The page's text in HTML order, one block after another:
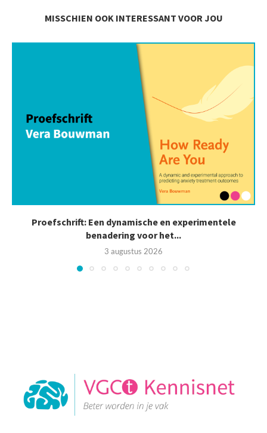
MISSCHIEN OOK INTERESSANT VOOR JOU
Proefschrift: Een dynamische en experimentele
benadering voor het...
3 augustus 2026